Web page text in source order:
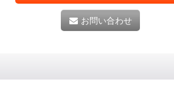
お問い合わせ